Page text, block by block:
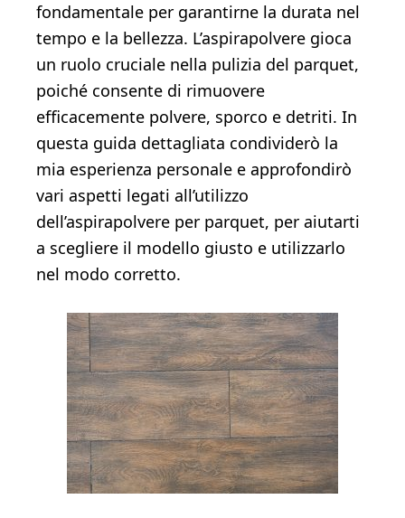
fondamentale per garantirne la durata nel
tempo e la bellezza. L’aspirapolvere gioca
un ruolo cruciale nella pulizia del parquet,
poiché consente di rimuovere
efficacemente polvere, sporco e detriti. In
questa guida dettagliata condividerò la
mia esperienza personale e approfondirò
vari aspetti legati all’utilizzo
dell’aspirapolvere per parquet, per aiutarti
a scegliere il modello giusto e utilizzarlo
nel modo corretto.